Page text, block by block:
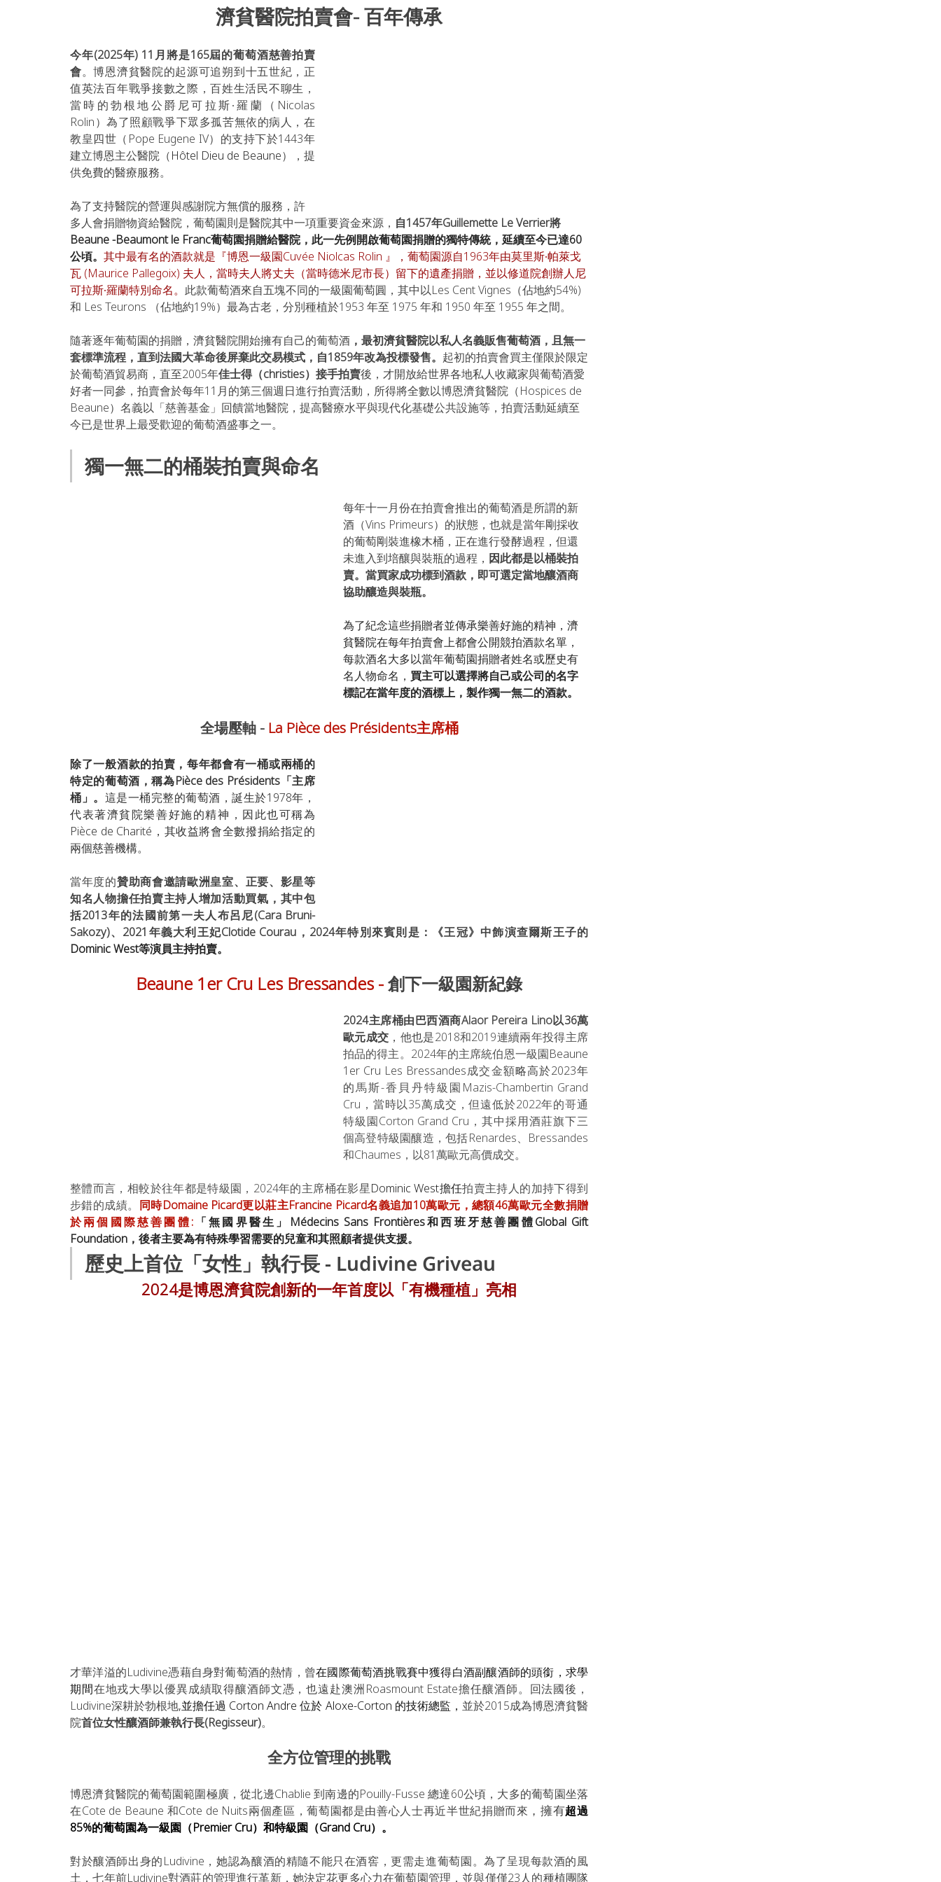
濟貧醫院拍賣會- 百年傳承
今年(2025年) 11月將是165屆的葡萄酒慈善拍賣
會。博恩濟貧醫院的起源可追朔到十五世紀，正
值英法百年戰爭接數之際，百姓生活民不聊生，
當時的勃根地公爵尼可拉斯∙羅蘭（Nicolas
Rolin）為了照顧戰爭下眾多孤苦無依的病人，在
教皇四世（Pope Eugene IV）的支持下於1443年
建立博恩主公醫院（Hôtel Dieu de Beaune），提
供免費的醫療服務。
為了支持醫院的營運與感謝院方無償的服務，許
多人會捐贈物資給醫院，葡萄園則是醫院其中一項重要資金來源， 自1457年Guillemette Le Verrier將
Beaune -Beaumont le Franc葡萄園捐贈給醫院，此一先例開啟葡萄園捐贈的獨特傳統，延續至今已達60
公頃。 其中最有名的酒款就是『博恩一級園Cuvée Niolcas Rolin 』，葡萄園源自1963年由莫里斯∙帕萊戈
瓦 (Maurice Pallegoix) 夫人，當時夫人將丈夫（當時德米尼市長）留下的遺產捐贈，並以修道院創辦人尼
可拉斯∙羅蘭特別命名。 此款葡萄酒來自五塊不同的一級園葡萄圓，其中以Les Cent Vignes（佔地約54%)
和 Les Teurons （佔地約19%）最為古老，分別種植於1953 年至 1975 年和 1950 年至 1955 年之間。
隨著逐年葡萄園的捐贈，濟貧醫院開始擁有自己的葡萄酒 ，最初濟貧醫院以私人名義販售葡萄酒，且無一
套標準流程，直到法國大革命後屏棄此交易模式，自1859年改為投標發售。 起初的拍賣會買主僅限於限定
於葡萄酒貿易商，直至2005年佳士得（christies）接手拍賣後，才開放給世界各地私人收藏家與葡萄酒愛
好者一同參，拍賣會於每年11月的第三個週日進行拍賣活動，所得將全數以博恩濟貧醫院（Hospices de
Beaune）名義以「慈善基金」回饋當地醫院，提高醫療水平與現代化基礎公共設施等，拍賣活動延續至
今已是世界上最受歡迎的葡萄酒盛事之一。
獨一無二的桶裝拍賣與命名
每年十一月份在拍賣會推出的葡萄酒是所謂的新
酒（Vins Primeurs）的狀態，也就是當年剛採收
的葡萄剛裝進橡木桶，正在進行發酵過程，但還
未進入到培釀與裝瓶的過程， 因此都是以桶裝拍
賣。當買家成功標到酒款，即可選定當地釀酒商
協助釀造與裝瓶。
為了紀念這些捐贈者並傳承樂善好施的精神，濟
貧醫院在每年拍賣會上都會公開競拍酒款名單，
每款酒名大多以當年葡萄園捐贈者姓名或歷史有
名人物命名， 買主可以選擇將自己或公司的名字
標記在當年度的酒標上，製作獨一無二的酒款。
全場壓軸 - La Pièce des Présidents主席桶
除了一般酒款的拍賣，每年都會有一桶或兩桶的
特定的葡萄酒，稱為Pièce des Présidents「主席
桶」。 這是一桶完整的葡萄酒，誕生於1978年，
代表著濟貧院樂善好施的精神，因此也可稱為
Pièce de Charité，其收益將會全數撥捐給指定的
兩個慈善機構。
當年度的贊助商會邀請歐洲皇室、正要、影星等
知名人物擔任拍賣主持人增加活動買氣，其中包
括2013年的法國前第一夫人布呂尼(Cara Bruni-
Sakozy)、2021年義大利王妃Clotide Courau，2024年特別來賓則是：
《王冠》中飾演查爾斯王子的
Dominic West等演員主持拍賣。
Beaune 1er Cru Les Bressandes - 創下一級園新紀錄
2024主席桶由巴西酒商Alaor Pereira Lino以36萬
歐元成交 ，他也是2018和2019連續兩年投得主席
拍品的得主。2024年的主席統伯恩一級園Beaune
1er Cru Les Bressandes成交金額略高於2023年
的馬斯-香貝丹特級園Mazis-Chambertin Grand
Cru，當時以35萬成交，但遠低於2022年的哥通
特級園Corton Grand Cru，其中採用酒莊旗下三
個高登特級園釀造，包括Renardes、Bressandes
和Chaumes，以81萬歐元高價成交。
整體而言，相較於往年都是特級園，2024年的主席桶在影星Dominic West擔任拍賣主持人的加持下得到
步錯的成績。 同時Domaine Picard更以莊主Francine Picard名義追加10萬歐元，總額46萬歐元全數捐贈
於兩個國際慈善團體:「無國界醫生」Médecins Sans Frontières和西班牙慈善團體Global Gift
Foundation，後者主要為有特殊學習需要的兒童和其照顧者提供支援。
歷史上首位「女性」執行長 - Ludivine Griveau
2024是博恩濟貧院創新的一年首度以「有機種植」亮相
才華洋溢的Ludivine憑藉自身對葡萄酒的熱情，曾在國際葡萄酒挑戰賽中獲得白酒副釀酒師的頭銜，求學
期間在地戎大學以優異成績取得釀酒師文憑，也遠赴澳洲Roasmount Estate擔任釀酒師。回法國後，
Ludivine深耕於勃根地,並擔任過 Corton Andre 位於 Aloxe-Corton 的技術總監， 並於2015成為博恩濟貧醫
院首位女性釀酒師兼執行長(Regisseur)。
全方位管理的挑戰
博恩濟貧醫院的葡萄園範圍極廣，從北邊Chablie 到南邊的Pouilly-Fusse 總達60公頃，大多的葡萄園坐落
在Cote de Beaune 和Cote de Nuits兩個產區，葡萄園都是由善心人士再近半世紀捐贈而來 ，擁有超過
85%的葡萄園為一級園（Premier Cru）和特級園（Grand Cru）。
對於釀酒師出身的Ludivine，她認為釀酒的精隨不能只在酒窖，更需走進葡萄園。為了呈現每款酒的風
土，七年前Ludivine對酒莊的管理進行革新，她決定花更多心力在葡萄園管理，並與僅僅23人的種植團隊